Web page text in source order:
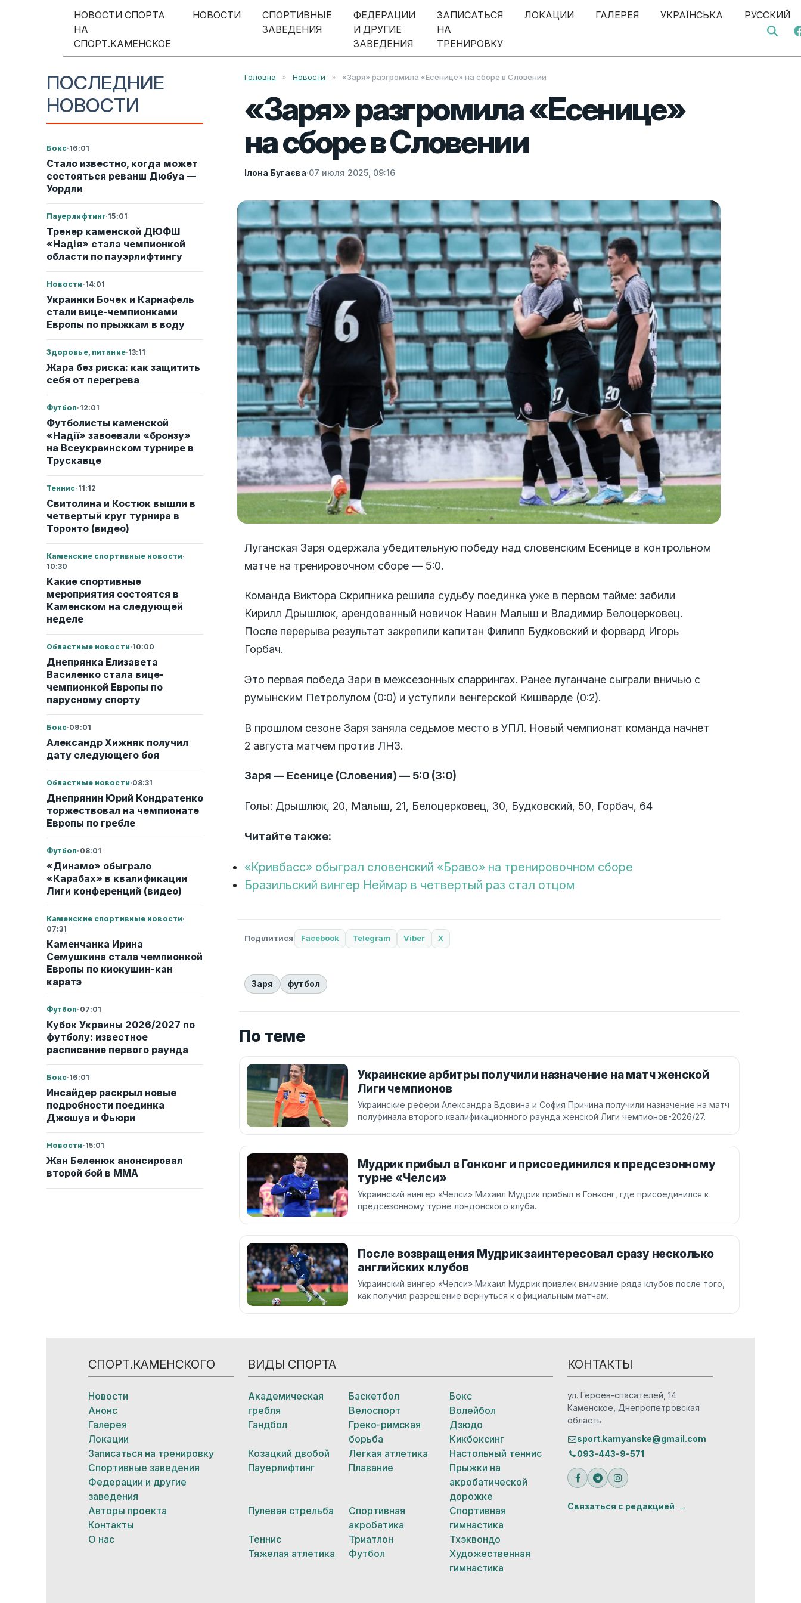
Перейти к содержимому
Меню навигации
НОВОСТИ СПОРТА
НА
СПОРТ.КАМЕНСКОЕ
НОВОСТИ
СПОРТИВНЫЕ
ЗАВЕДЕНИЯ
ФЕДЕРАЦИИ
И ДРУГИЕ
ЗАВЕДЕНИЯ
ЗАПИСАТЬСЯ
НА
ТРЕНИРОВКУ
ЛОКАЦИИ ГАЛЕРЕЯ УКРАЇНСЬКА РУССКИЙ
ПОСЛЕДНИЕ
НОВОСТИ
Бокс·16:01
Стало известно, когда может
состояться реванш Дюбуа —
Уордли
Пауерлифтинг·15:01
Тренер каменской ДЮФШ
«Надія» стала чемпионкой
области по пауэрлифтингу
Новости ·14:01
Украинки Бочек и Карнафель
стали вице-чемпионками
Европы по прыжкам в воду
Здоровье, питание·13:11
Жара без риска: как защитить
себя от перегрева
Футбол· 12:01
Футболисты каменской
«Надії» завоевали «бронзу»
на Всеукраинском турнире в
Трускавце
Теннис· 11:12
Свитолина и Костюк вышли в
четвертый круг турнира в
Торонто (видео)
Каменские спортивные новости·
10:30
Какие спортивные
мероприятия состоятся в
Каменском на следующей
неделе
Областные новости·10:00
Днепрянка Елизавета
Василенко стала вице-
чемпионкой Европы по
парусному спорту
Бокс·09:01
Александр Хижняк получил
дату следующего боя
Областные новости·08:31
Днепрянин Юрий Кондратенко
торжествовал на чемпионате
Европы по гребле
Футбол· 08:01
«Динамо» обыграло
«Карабах» в квалификации
Лиги конференций (видео)
Каменские спортивные новости·
07:31
Каменчанка Ирина
Семушкина стала чемпионкой
Европы по киокушин-кан
каратэ
Футбол· 07:01
Кубок Украины 2026/2027 по
футболу: известное
расписание первого раунда
Бокс·16:01
Инсайдер раскрыл новые
подробности поединка
Джошуа и Фьюри
Новости ·15:01
Жан Беленюк анонсировал
второй бой в ММА
Головна » Новости » «Заря» разгромила «Есенице» на сборе в Словении
«Заря» разгромила «Есенице»
на сборе в Словении
Ілона Бугаєва·07 июля 2025, 09:16
Луганская Заря одержала убедительную победу над словенским Есенице в контрольном
матче на тренировочном сборе — 5:0.
Команда Виктора Скрипника решила судьбу поединка уже в первом тайме: забили
Кирилл Дрышлюк, арендованный новичок Навин Малыш и Владимир Белоцерковец.
После перерыва результат закрепили капитан Филипп Будковский и форвард Игорь
Горбач.
Это первая победа Зари в межсезонных спаррингах. Ранее луганчане сыграли вничью с
румынским Петролулом (0:0) и уступили венгерской Кишварде (0:2).
В прошлом сезоне Заря заняла седьмое место в УПЛ. Новый чемпионат команда начнет
2 августа матчем против ЛНЗ.
Заря — Есенице (Словения) — 5:0 (3:0)
Голы: Дрышлюк, 20, Малыш, 21, Белоцерковец, 30, Будковский, 50, Горбач, 64
Читайте также:
«Кривбасс» обыграл словенский «Браво» на тренировочном сборе
Бразильский вингер Неймар в четвертый раз стал отцом
Поділитися Facebook Telegram Viber X
Заря футбол
По теме
Украинские арбитры получили назначение на матч женской
Лиги чемпионов
Украинские рефери Александра Вдовина и София Причина получили назначение на матч
полуфинала второго квалификационного раунда женской Лиги чемпионов-2026/27.
Мудрик прибыл в Гонконг и присоединился к предсезонному
турне «Челси»
Украинский вингер «Челси» Михаил Мудрик прибыл в Гонконг, где присоединился к
предсезонному турне лондонского клуба.
После возвращения Мудрик заинтересовал сразу несколько
английских клубов
Украинский вингер «Челси» Михаил Мудрик привлек внимание ряда клубов после того,
как получил разрешение вернуться к официальным матчам.
СПОРТ.КАМЕНСКОГО
Новости
Анонс
Галерея
Локации
Записаться на тренировку
Спортивные заведения
Федерации и другие
заведения
Авторы проекта
Контакты
О нас
ВИДЫ СПОРТА
Академическая
гребля
Баскетбол
Бокс
Велоспорт
Волейбол
Гандбол
Греко-римская
борьба
Дзюдо
Кикбоксинг
Козацкий двобой
Легкая атлетика
Настольный теннис
Пауерлифтинг
Плавание
Прыжки на
акробатической
дорожке
Пулевая стрельба
Спортивная
акробатика
Спортивная
гимнастика
Теннис
Триатлон
Тхэквондо
Тяжелая атлетика
Футбол
Художественная
гимнастика
КОНТАКТЫ
ул. Героев-спасателей, 14
Каменское, Днепропетровская
область
sport.kamyanske@gmail.com
093-443-9-571
Связаться с редакцией